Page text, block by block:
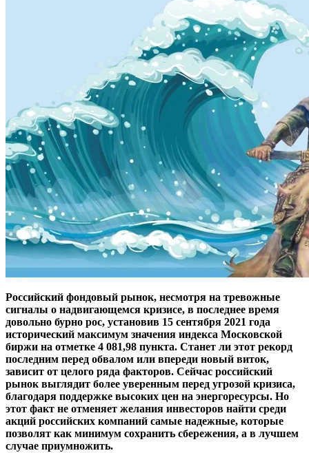
Российский фондовый рынок, несмотря на тревожные
сигналы о надвигающемся кризисе, в последнее время
довольно бурно рос, установив 15 сентября 2021 года
исторический максимум значения индекса Московской
биржи на отметке 4 081,98 пункта. Станет ли этот рекорд
последним перед обвалом или впереди новый виток,
зависит от целого ряда факторов. Сейчас российский
рынок выглядит более уверенным перед угрозой кризиса,
благодаря поддержке высоких цен на энергоресурсы. Но
этот факт не отменяет желания инвесторов найти среди
акций российских компаний самые надежные, которые
позволят как минимум сохранить сбережения, а в лучшем
случае приумножить.